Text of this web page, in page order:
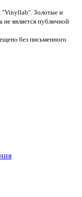
"Vinyllab". Золотые и
является публичной
без письменного